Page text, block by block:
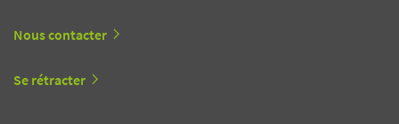
Nous contacter
Se rétracter